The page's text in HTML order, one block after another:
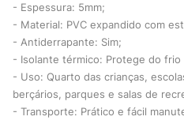
- Espessura: 5mm;
- Material: PVC expandido com
- Antiderrapante: Sim;
- Isolante térmico: Protege do frio
- Uso: Quarto das crianças,
berçários, parques e salas de
- Transporte: Prático e fácil